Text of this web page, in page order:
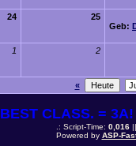
24
25
Geb:
1 2
«
BEST CLASS. =
.: Script-Time: 0,016||
Powered by ASP-